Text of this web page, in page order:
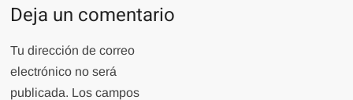
Deja un comentario
Tu dirección de correo
electrónico no será
publicada. Los campos